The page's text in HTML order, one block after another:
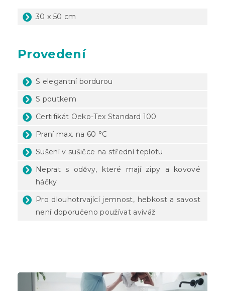
30 x 50 cm
Provedení
S elegantní bordurou
S poutkem
Certifikát Oeko-Tex Standard 100
Praní max. na 60 °C
Sušení v sušičce na střední teplotu
Neprat s oděvy, které mají zipy a kovové
háčky
Pro dlouhotrvající jemnost, hebkost a savost
není doporučeno používat aviváž